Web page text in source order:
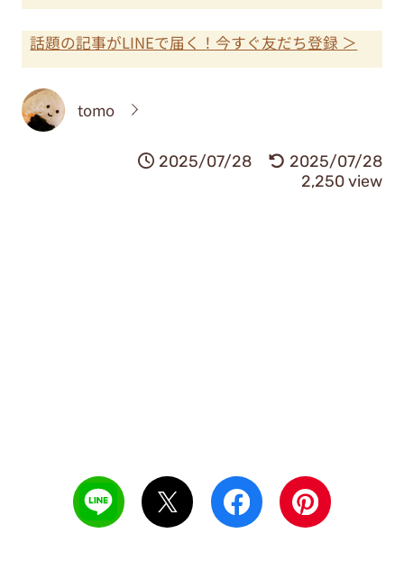
話題の記事がLINEで届く！今すぐ友だち登録 ＞
tomo
2025/07/28
2025/07/28
2,250 view